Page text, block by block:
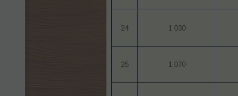
24​ 1 030​
25​ 1 070​